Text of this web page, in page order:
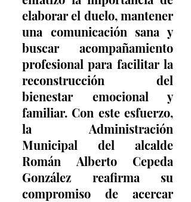
elaborar el duelo, mantener
una comunicación sana y
buscar acompañamiento
profesional para facilitar la
reconstrucción del
bienestar emocional y
familiar. Con este esfuerzo,
la Administración
Municipal del alcalde
Román Alberto Cepeda
González reafirma su
compromiso de acercar